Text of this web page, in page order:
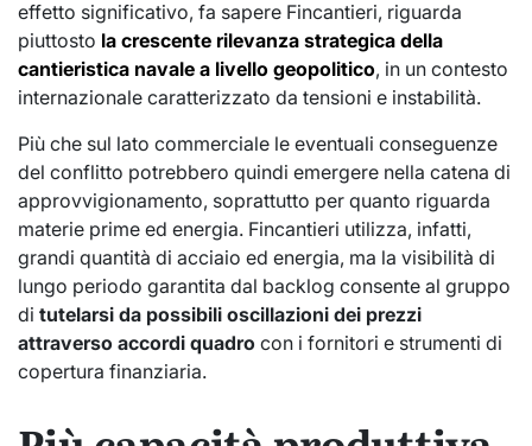
effetto significativo, fa sapere Fincantieri, riguarda
piuttosto la crescente rilevanza strategica della
cantieristica navale a livello geopolitico, in un contesto
internazionale caratterizzato da tensioni e instabilità.
Più che sul lato commerciale le eventuali conseguenze
del conflitto potrebbero quindi emergere nella catena di
approvvigionamento, soprattutto per quanto riguarda
materie prime ed energia. Fincantieri utilizza, infatti,
grandi quantità di acciaio ed energia, ma la visibilità di
lungo periodo garantita dal backlog consente al gruppo
di tutelarsi da possibili oscillazioni dei prezzi
attraverso accordi quadro con i fornitori e strumenti di
copertura finanziaria.